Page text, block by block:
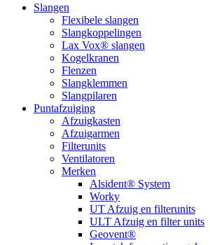
Slangen
Flexibele slangen
Slangkoppelingen
Lax Vox® slangen
Kogelkranen
Flenzen
Slangklemmen
Slangpilaren
Puntafzuiging
Afzuigkasten
Afzuigarmen
Filterunits
Ventilatoren
Merken
Alsident® System
Worky
UT Afzuig en filterunits
ULT Afzuig en filter units
Geovent®